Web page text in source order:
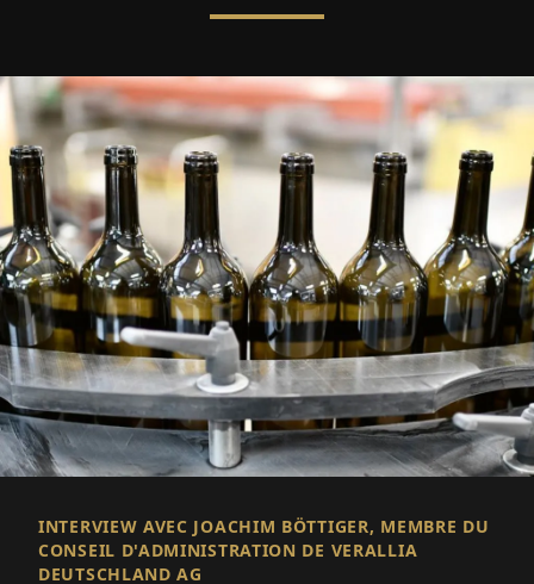
INTERVIEW AVEC JOACHIM BÖTTIGER, MEMBRE DU
CONSEIL D'ADMINISTRATION DE VERALLIA
DEUTSCHLAND AG